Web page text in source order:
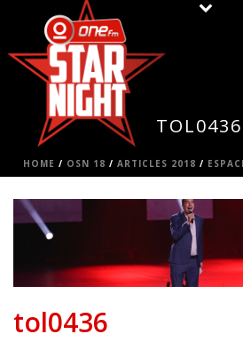
TOL0436
HOME / OSN 18 / ARTICLES 2018 /
tol0436